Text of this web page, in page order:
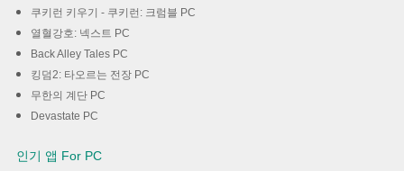
쿠키런 키우기 - 쿠키런: 크럼블 PC
열혈강호: 넥스트 PC
Back Alley Tales PC
킹덤2: 타오르는 전장 PC
무한의 계단 PC
Devastate PC
인기 앱 For PC